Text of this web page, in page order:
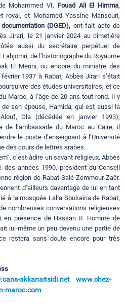
Mohammed VI, Fouad Ali El Himma,
royal, et Mohamed Yassine Mansouri,
(DGED), ont fait acte de
Jirari, le 21 janvier 2024 au cimetière
aussi du secrétaire perpétuel de
Lahjomri, de l’historiographe du Royaume
El Merini, ou encore du ministre des
1937 à Rabat, Abbès Jirari s’était
des études universitaires, et ce
Maroc, à l’âge de 20 ans tout rond. Il y
son épouse, Hamida, qui est aussi la
Ola (décédée en janvier 1993),
de l’ambassade du Maroc au Caire, il
le poste d’enseignant à l’Université
des cours de lettres arabes.
c’est-àdire un savant religieux, Abbès
années 1990, président du Conseil
région de Rabat-Salé-Zemmour-Zaër.
d’ailleurs davantage de lui en tant
à la mosquée Lalla Soukaïna de Rabat,
nombreuses conversations religieuses
en présence de Hassan II. Homme de
lui-même un peu devenu une partie de
restera sans doute encore pour très
akkanaitsidi.net
www.chez-
maroc.com